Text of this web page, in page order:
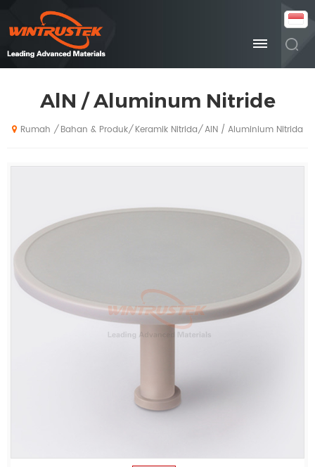
AlN / Aluminum Nitride
Rumah / Bahan & Produk/ Keramik Nitrida/ AlN / Aluminium Nitrida